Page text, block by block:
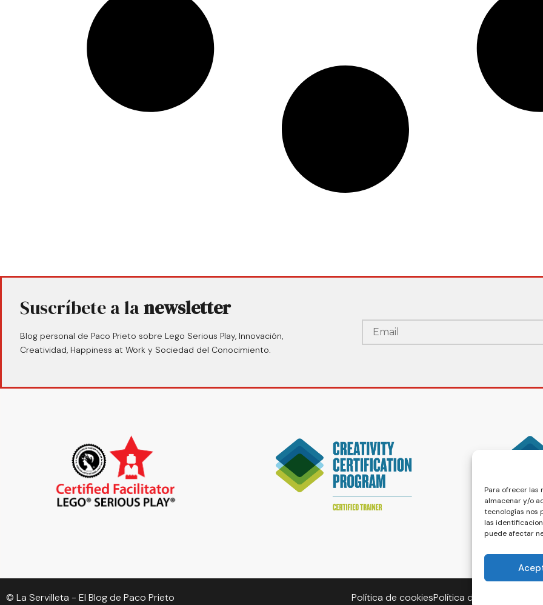
Para ofrecer las
almacenar y/o
tecnologías nos
las
puede afectar
Suscríbete a lanewsletter
Blog personal de Paco Prieto sobre Lego Serious Play, Innovación,
Creatividad, Happiness at Work y Sociedad del Conocimiento.
© La Servilleta - El Blog de Paco Prieto Política de cookiesPolítica de privacidad